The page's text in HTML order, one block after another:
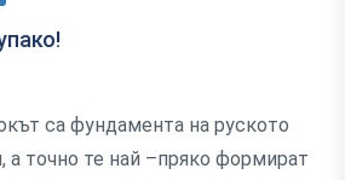
са фундамента на руското
а точно те най –пряко формират